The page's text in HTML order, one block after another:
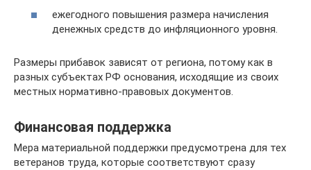
ежегодного повышения размера начисления
денежных средств до инфляционного уровня.
Размеры прибавок зависят от региона, потому как в
разных субъектах РФ основания, исходящие из своих
местных нормативно-правовых документов.
Финансовая поддержка
Мера материальной поддержки предусмотрена для тех
ветеранов труда, которые соответствуют сразу